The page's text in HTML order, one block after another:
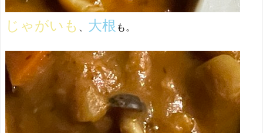
じゃがいも 、 大根 も。